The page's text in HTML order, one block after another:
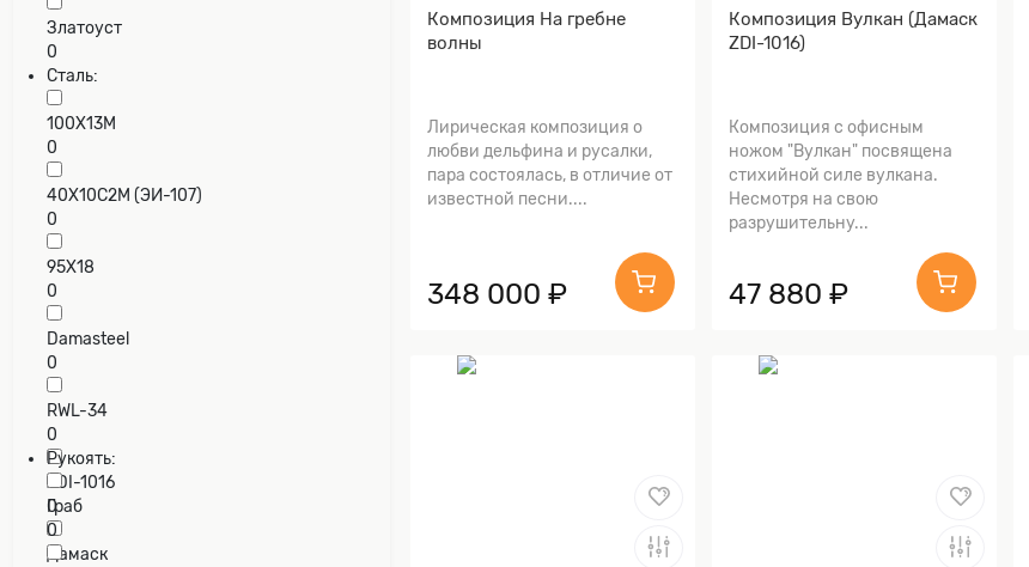
Златоуст
0
Сталь:
100Х13М
0
40Х10С2М (ЭИ-107)
0
95Х18
0
Damasteel
0
RWL-34
0
ZDI-1016
0
Дамаск
Рукоять:
Граб
0
Композиция На гребне
волны
Лирическая композиция о
любви дельфина и русалки,
пара состоялась, в отличие от
известной песни....
348 000 ₽
Композиция Вулкан (Дамаск
ZDI-1016)
Композиция с офисным
ножом "Вулкан" посвящена
стихийной силе вулкана.
Несмотря на свою
разрушительну...
47 880 ₽